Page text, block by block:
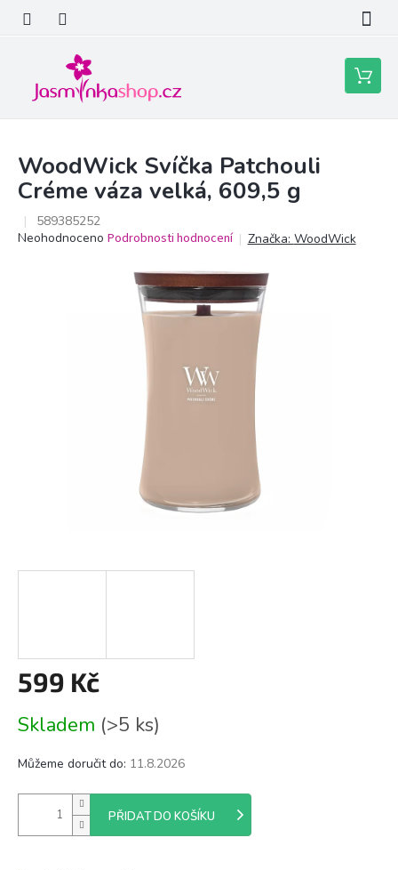
obsah
Nákupní
košík
WoodWick Svíčka Patchouli
Créme váza velká, 609,5 g
589385252
Průměrné
Neohodnoceno Podrobnosti hodnocení Značka: WoodWick
599 Kč
cena:
Skladem (>5 ks)
Můžeme doručit do: 11.8.2026
PŘIDAT DO KOŠÍKU